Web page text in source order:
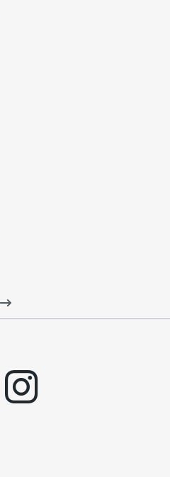
instagram